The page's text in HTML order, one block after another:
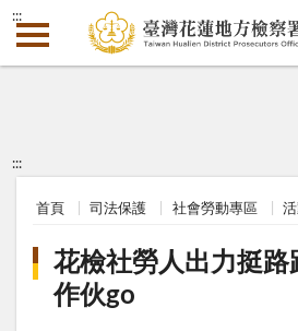
:::
:::
首頁 司法保護 社會勞動專區
花檢社勞人出力挺路
作伙go